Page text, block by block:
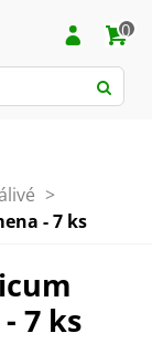
0
>
- 7 ks
7 ks